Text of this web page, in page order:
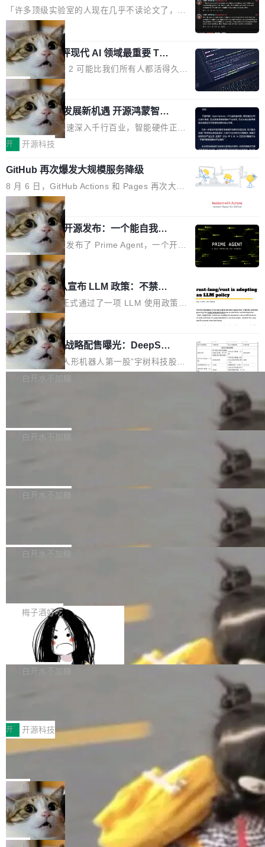
个表单字段，每个字段还有联动逻辑；比如我
想...
的严苛使用需求。 澎湃功率，紧凑机身 钛金雕1
600PG5 AI TOP具备强悍输出功率，同时实现
机身尺寸大幅精简。整机长度仅16厘米，属于同
功率段机身尺寸十分紧凑的1600W电源产品。小
巧机身有效提升市面主流标准A...
元。数字广告与公共关系相关服务市场更是从20
25年的8463亿美元扩张至2026年的8763亿美
元。数字的背后是一个清晰的事实——品牌对专
业化营销服务的需求从未如此迫切。 但市场扩容
的同时,服务商的竞争逻辑正在改变。2026年Top
Agency年度合辑的观察指出,“产品”这个离消费
者最近的载体,在整个品牌营销层面的权重显著变
高了。全域营销服务商的竞争正在从规模转向深
度,案例厚度、全域覆盖、多线协同...
了
「许多顶级实验室的人现在几乎不读论文了，而
且他们认为 ICLR/ICML/NeurIPS 充斥着大量过
度宣传和欺诈。」 OpenAI 研究员 Keller Jorda
n 这条推文引发了广泛讨论。他不是在说风凉
话，他是说出了一个圈内人尽皆知但很少公开捅
破的事实。 Jordan 随后补充了一句软化声明：
「我不认为这些会议上大部分论文都在过度宣传
或造假。问题是，作为读者，如果你筛选出那些
看起来最令人兴奋的论文，那它们大部分都是过
度宣传的。」 这才是真正的痛点。不是所有论文
都有问题，是最吸引眼球的那批论文最有问题。
他引用的帖子来自 Mathew Shen，一位 ICLR 2
026 的读者：「看了篇 ...
局
xAI 前工程师评现代 AI 领域最重要 Top
3 开源项目
Flash Attention 2 可能比我们所有人都活得久。
这句话不是来自某个技术博客，而是出自 Hieu
Pham 的一条推文。Hieu Pham 是谁？他是 xAI
的早期工程师之一，在 Grok 训练基础设施团队
工作过。近日他在 X 上发了一条帖子，列出了他
认为现代 AI 领域最重要的三个开源项目。 第一
理由很具体。FA 系列不需要解释，但 FA2 是他
认为最重要的一个——复杂度恰到好处，刚好能
驱动你去学 CuTe，但还没被那些"邪恶的" Hopp
er++ 优化所淹没，足够容易修改和适配。 更关
键的是 FA2 的持久性...
局
共商智能硬件发展新机遇 开源鸿蒙智能
硬件开发者日杭州站即将举行
随着万物智联加速深入千行百业，智能硬件正从
单点设备迈向智能化、网联化、协同化发展。作
鸿蒙通过统一技术底座和分布式能力，为不同类
型智能设备的开发、连接与互联提供关键支撑，
也为产业链企业探索产品创新与商业增长打开新
的空间。 8月14日，开源鸿蒙智能硬件开发者日
（OHDD：OpenHarmony Hardware Develope
r Day）将在杭州启航。活动面向智能硬件产业
链企业和开发者，邀请行业专家与资深技术顾
问，围绕开源鸿蒙技术能力、设备适配、芯片适
配、功耗与稳定性调优、兼容性测评及统一互联
等内容展开系统讲解和实战交流，帮助企业进一
步了解开源鸿蒙在智能...
开 开源科技
GitHub 再次爆发大规模服务降级
8 月 6 日，GitHub Actions 和 Pages 再次大规
模服务降级，Actions 完全不可用超过 5 小时，
webhook 停发，连自托管 runner 也因调度层故
障无法工作。Pages、Copilot code review、C
opilot coding agent 全部受影响。从检测到完全
恢复，大约 12 小时。 这是 2026 年 8 月的第六
起事故，其中四起与 AI/Copilot 服务相关。 Git
Hub 员工 kdaigle 在 HN 讨论中贴出了一组数
据：2025 年全年 10 亿次 commit。现在，每周
2.75 亿次，全年预计 140 亿次。GitHub...
局
Prime Agent 开源发布：一个能自我改
进的编程 Agent，ARC-AGI 3 超越人类
专家基线
Prime Intellect 发布了 Prime Agent，一个开源
的编程 Agent Harness，核心设计围绕两个抽
象：Recursive Language Model（RLM）和 C
ontinual Harness。在 ARC-AGI 3 基准测试
上，Prime Agent + Opus 5 的组合达到了 95.
5% RHAE Best@1，超过了 ARC 报告的人类专
家基线 95.4%。 不是又一个 coding agent 包装
器 Prime Agent 的架构和市面上大多数 coding
agent 有本质区别。大多数 agent harness 的设
计是基于早期模型的能力—...
局
Rust 项目团队宣布 LLM 政策：不禁
止，但你要承认哪些代码不是你写的
Rust 语言项目正式通过了一项 LLM 使用政策，
覆盖 rust-lang/rust 单一仓库的代码贡献。这不
是项目级别的官方立场，目前由五个团队采纳，
但它可能是主流开源项目中关于 AI 辅助贡献最
细致的一份规则。 政策的核心只有一句话：LLM
可以用来分析、提炼、审阅、建议，但不能用来
不得生成涉及安全性的关键变更，除非作者本身
局
宇树科技 IPO 战略配售曝光：DeepSe
ek 获配 93.3 万股，锁定 36 个月
8月6日晚间，“人形机器人第一股”宇树科技股份
有限公司披露IPO发行价格及战略配售结果，杭
36个月。 公告显示，本次宇树科技战略配售对
员工参与设立的专项资产管理计划。其中，Dee
获配9...
白开水不加糖
Bug fixes and enhancements 修复多次传递同
一个回归问题，该问题导致拉取镜像时会拒绝包
题，该问题可能导致在旧版 Linux 内核...
白开水不加糖
e 孵化器项目管理委员会（IPMC）投票中获得
P）！这一里程碑不仅标志着 Fluss 迈入新的发
白开水不加糖
长期停止内容更新，未能实现其作为“AI版维基百
提交的编辑请求也长期处于待处理状态。 Groki
pedia 于去年底上线，定位为由人工智能生成内
容的百科平台，被马斯克视为传统众包百科网站
维基百科的替代方案。Lawfare 调查发现，无论
热门页面还是低关注度页面，均未出现近期更
白开水不加糖
是这样的：配 MessageSource 的 Bean、写 R
eloadableResourceBundleMessageSource、
声明 LocaleResolver、注册 LocaleChangeInt
erceptor…五六步之后才能看到第一行翻译文
本。 Solon 换了个方式。整个 i18n 模块围绕三
梅子酒好吃
Apache Doris 4.1 全面增强 Iceberg：
支持 UPDATE、MERGE INTO 与 Iceb
erg V3
Apache Doris 4.1 要补齐的，正是缺失的那一
半。在已有查询能力的基础上，Doris 进一步支
常维护操作，并完整支持 Iceberg V3 格式。
白开水不加糖
村国家自主创新示范区会议中心开幕。本届大会
由中关村智联软件服务业质量创新联盟主办，以
“智构可信·质创未来——AI原生时代的质量新范
式”为主题，直面AI从实验室走向规模化产业落地
的核心质量命题。会上，《2026智能研发生产力
工具选型手册》发布，Testin云测的Testin XAge
nt智能测试系统入选AI测试领域代表产品。对CI
O而言，这提示了一个转变：AI测试正在从效率
工具升级为企业的质量基础设施。 CIO面对的新
开 开源科技
让非法状态不可表示：一篇关于 ADT
有一种东西，一旦用过就回不去了。Alex Fedos
eev 管它叫"软件设计的基石"。 他说的东西不新
鲜——代数数据类型（ADT），尤其是和类型
（sum type）。但他说清楚了一件事：这不是类
型系统的学术体操，是日常编码的思维方式。 文
章从一个简单的例子切入。一个网站的深色主题
局
Cloudflare 开源内部企业 AI 平台 Clou
dflare OS
Cloudflare 发布了一个开源项目 Cloudflare O
S。如果你只看官方博客，你会觉得这是又一